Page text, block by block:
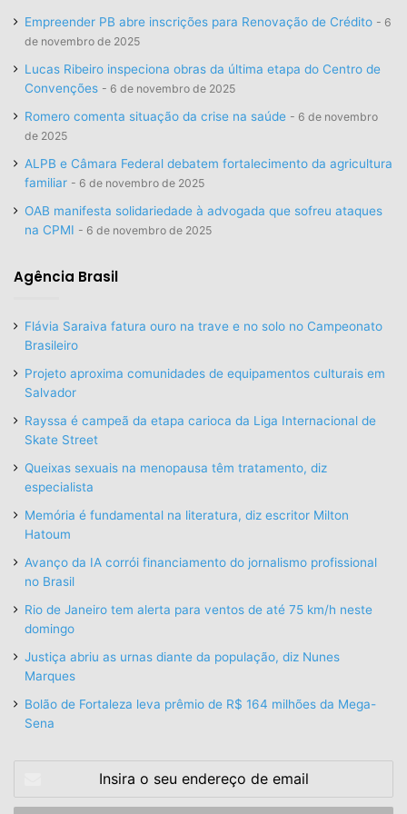
Empreender PB abre inscrições para Renovação de Crédito
6
de novembro de 2025
Lucas Ribeiro inspeciona obras da última etapa do Centro de
Convenções
6 de novembro de 2025
Romero comenta situação da crise na saúde
6 de novembro
de 2025
ALPB e Câmara Federal debatem fortalecimento da agricultura
familiar
6 de novembro de 2025
OAB manifesta solidariedade à advogada que sofreu ataques
na CPMI
6 de novembro de 2025
Agência Brasil
Flávia Saraiva fatura ouro na trave e no solo no Campeonato
Brasileiro
Projeto aproxima comunidades de equipamentos culturais em
Salvador
Rayssa é campeã da etapa carioca da Liga Internacional de
Skate Street
Queixas sexuais na menopausa têm tratamento, diz
especialista
Memória é fundamental na literatura, diz escritor Milton
Hatoum
Avanço da IA corrói financiamento do jornalismo profissional
no Brasil
Rio de Janeiro tem alerta para ventos de até 75 km/h neste
domingo
Justiça abriu as urnas diante da população, diz Nunes
Marques
Bolão de Fortaleza leva prêmio de R$ 164 milhões da Mega-
Sena
seu